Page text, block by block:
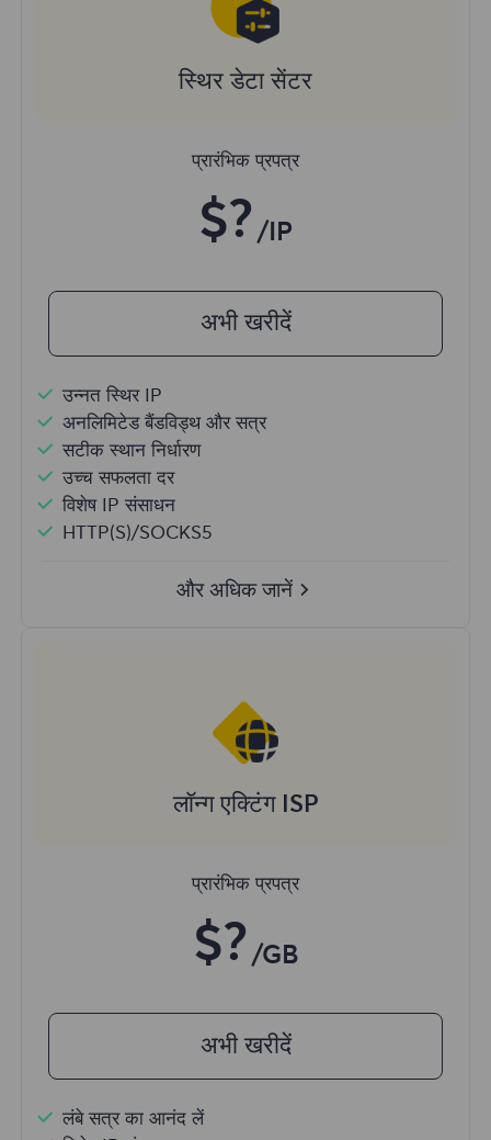
स्थिर डेटा सेंटर
प्रारंभिक प्रपत्र
$? /IP
अभी खरीदें
उन्नत स्थिर IP
अनलिमिटेड बैंडविड्थ और सत्र
सटीक स्थान निर्धारण
उच्च सफलता दर
विशेष IP संसाधन
HTTP(S)/SOCKS5
और अधिक जानें
लॉन्ग एक्टिंग ISP
प्रारंभिक प्रपत्र
$? /GB
अभी खरीदें
लंबे सत्र का आनंद लें